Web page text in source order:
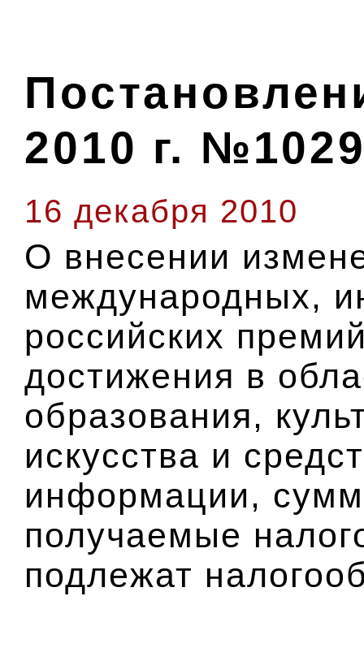
2010 г.
16 декабря 2010
О внесении
международных,
российских
достижения в
образования,
искусства и
информации,
получаемые
подлежат